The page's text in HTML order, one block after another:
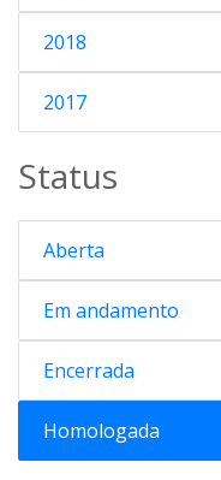
2018
2017
Status
Aberta
Em andamento
Encerrada
Homologada